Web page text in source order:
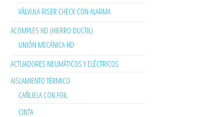
VÁLVULA RISER CHECK CON ALARMA
ACOMPLES HD (HIERRO DUCTIL)
UNIÓN MECÁNICA HD
ACTUADORES NEUMÁTICOS Y ELÉCTRICOS
AISLAMIENTO TÉRMICO
CAÑUELA CON FOIL
CINTA